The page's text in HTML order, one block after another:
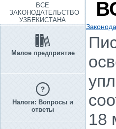
ВСЕ
ЗАКОНОДАТЕЛЬСТВО
УЗБЕКИСТАНА
Малое предприятие
Налоги: Вопросы и
ответы
18